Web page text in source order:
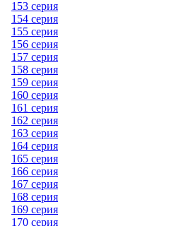
153 серия
154 серия
155 серия
156 серия
157 серия
158 серия
159 серия
160 серия
161 серия
162 серия
163 серия
164 серия
165 серия
166 серия
167 серия
168 серия
169 серия
170 серия